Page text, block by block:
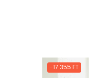
-17 355 FT